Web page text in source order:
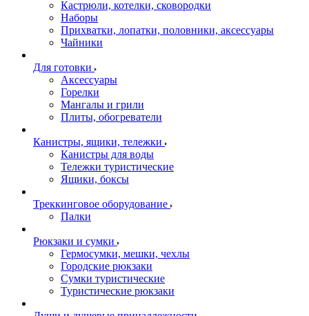
Кастрюли, котелки, сковородки
Наборы
Прихватки, лопатки, половники, аксессуары
Чайники
Для готовки
Аксессуары
Горелки
Мангалы и грили
Плиты, обогреватели
Канистры, ящики, тележки
Канистры для воды
Тележки туристические
Ящики, боксы
Треккинговое оборудование
Палки
Рюкзаки и сумки
Гермосумки, мешки, чехлы
Городские рюкзаки
Сумки туристические
Туристические рюкзаки